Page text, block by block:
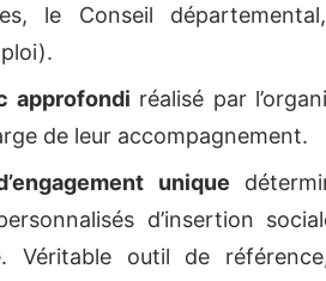
le Conseil
approfondi réalisé par
de leur accompagnement.
unique
d’insertion
Véritable outil de